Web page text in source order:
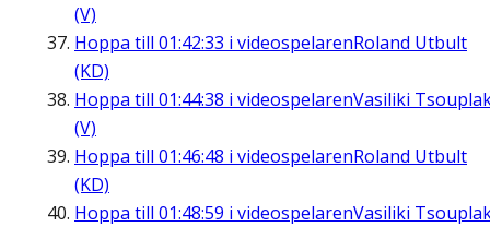
(V)
Hoppa till 01:42:33 i videospelarenRoland Utbult
(KD)
Hoppa till 01:44:38 i videospelarenVasiliki
(V)
Hoppa till 01:46:48 i videospelarenRoland Utbult
(KD)
Hoppa till 01:48:59 i videospelarenVasiliki